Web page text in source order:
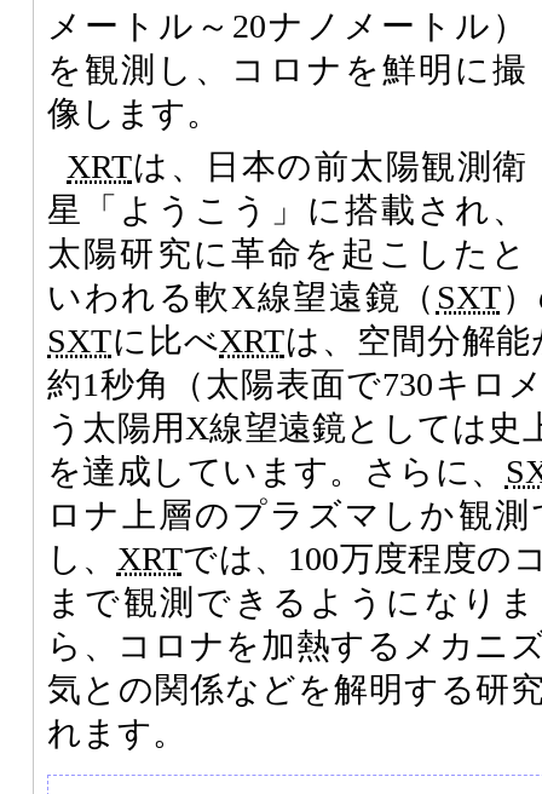
メートル～20ナノメートル）
を観測し、コロナを鮮明に撮
像します。
XRTは、日本の前太陽観測衛
星「ようこう」に搭載され、
太陽研究に革命を起こしたと
いわれる軟X線望遠鏡（ SXT
SXTに比べXRTは、空間分解
約1秒角（太陽表面で730キロ
う太陽用X線望遠鏡としては史
を達成しています。さらに、
ロナ上層のプラズマしか観
し、 XRTでは、100万度程度の
まで観測できるようになり
ら、コロナを加熱するメカニ
気との関係などを解明する研
れます。